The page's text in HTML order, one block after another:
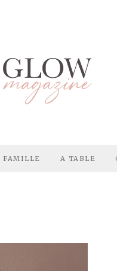
FAMILLE A TABLE